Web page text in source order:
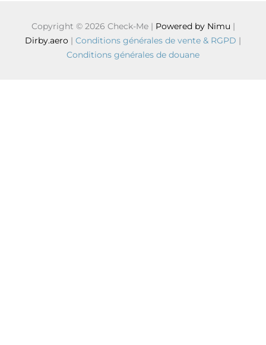
g
r
a
m
Copyright © 2026 Check-Me | Powered by Nimu |
Dirby.aero | Conditions générales de vente & RGPD |
Conditions générales de douane